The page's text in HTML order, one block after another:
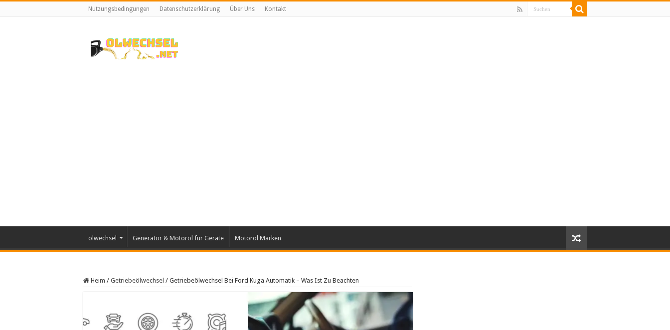
Nutzungsbedingungen Datenschutzerklärung Über Uns Kontakt
ölwechsel Generator & Motoröl für Geräte Motoröl Marken
Heim / Getriebeölwechsel / Getriebeölwechsel Bei Ford Kuga Automatik – Was Ist Zu Beachten